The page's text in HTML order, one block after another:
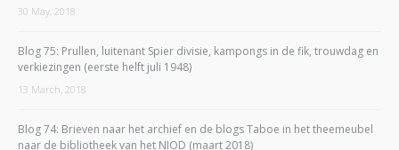
30 May, 2018
Blog 75: Prullen, luitenant Spier divisie, kampongs in de fik, trouwdag en
verkiezingen (eerste helft juli 1948)
13 March, 2018
Blog 74: Brieven naar het archief en de blogs Taboe in het theemeubel
naar de bibliotheek van het NIOD (maart 2018)